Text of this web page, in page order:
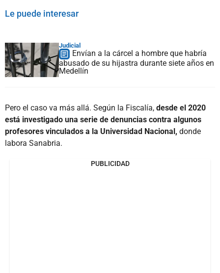
Le puede interesar
Judicial
Envían a la cárcel a hombre que habría
abusado de su hijastra durante siete años en
Medellín
Pero el caso va más allá. Según la Fiscalía, desde el 2020
está investigado una serie de denuncias contra algunos
profesores vinculados a la Universidad Nacional, donde
labora Sanabria.
PUBLICIDAD